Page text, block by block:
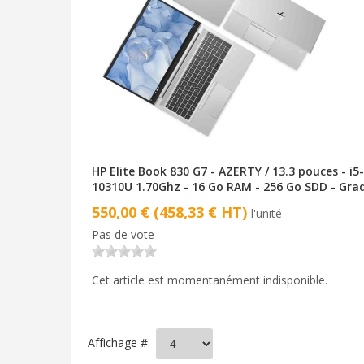
HP Elite Book 830 G7 - AZERTY / 13.3 pouces - i5-
10310U 1.70Ghz - 16 Go RAM - 256 Go SDD -
550,00 € (458,33 € HT) l'unité
Pas de vote
Cet article est momentanément indisponible.
Affichage #